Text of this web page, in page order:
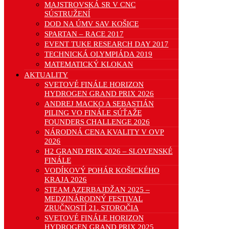
MAJSTROVSKÁ SR V CNC
SÚSTRUŽENÍ
DOD NA ÚMV SAV KOŠICE
SPARTAN – RACE 2017
EVENT TUKE RESEARCH DAY 2017
TECHNICKÁ OLYMPIÁDA 2019
MATEMATICKÝ KLOKAN
AKTUALITY
SVETOVÉ FINÁLE HORIZON
HYDROGEN GRAND PRIX 2026
ANDREJ MACKO A SEBASTIÁN
PILING VO FINÁLE SÚŤAŽE
FOUNDERS CHALLENGE 2026
NÁRODNÁ CENA KVALITY V OVP
2026
H2 GRAND PRIX 2026 – SLOVENSKÉ
FINÁLE
VODÍKOVÝ POHÁR KOŠICKÉHO
KRAJA 2026
STEAM AZERBAJDŽAN 2025 –
MEDZINÁRODNÝ FESTIVAL
ZRUČNOSTÍ 21. STOROČIA
SVETOVÉ FINÁLE HORIZON
HYDROGEN GRAND PRIX 2025